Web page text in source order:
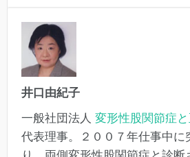
井口由紀子
一般社団法人 変形性股関節症
代表理事。２００７年仕事中に